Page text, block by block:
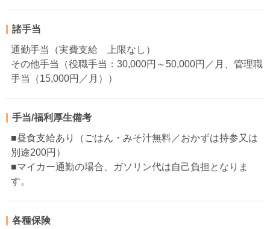
諸手当
通勤手当（実費支給 上限なし）
その他手当（役職手当：30,000円～50,000円／月、管理職
手当（15,000円／月））
手当/福利厚生備考
■昼食支給あり（ごはん・みそ汁無料／おかずは持参又は
別途200円）
■マイカー通勤の場合、ガソリン代は自己負担となりま
す。
各種保険